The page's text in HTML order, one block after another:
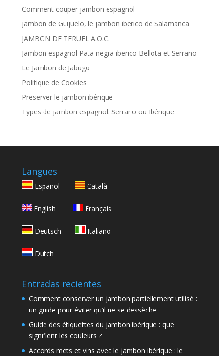
Comment couper jambon espagnol
Jambon de Guijuelo, le jambon iberico de Salamanca
JAMBON DE TERUEL A.O.C.
Jambon espagnol Pata negra iberico Bellota et Serrano
Le Jambon de Jabugo
Politique de Cookies
Preserver le jambon ibérique
Types de jambon espagnol: Serrano ou Ibérique
Langues
Español Català
English Français
Deutsch Italiano
Dutch
Entradas recientes
Comment conserver un jambon partiellement utilisé :
un guide pour éviter qu’il ne se dessèche
Guide des étiquettes du jambon ibérique : que
signifient les couleurs ?
Accords mets et vins avec le jambon ibérique : le